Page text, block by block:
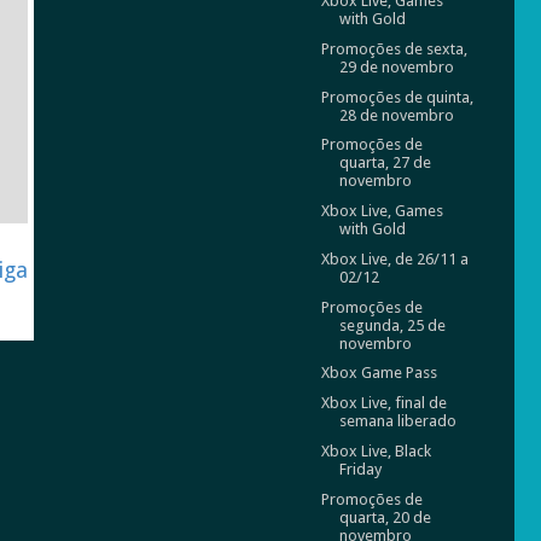
with Gold
Promoções de sexta,
29 de novembro
Promoções de quinta,
28 de novembro
Promoções de
quarta, 27 de
novembro
Xbox Live, Games
with Gold
Xbox Live, de 26/11 a
02/12
Promoções de
segunda, 25 de
novembro
Xbox Game Pass
Xbox Live, final de
semana liberado
Xbox Live, Black
Friday
Promoções de
quarta, 20 de
novembro